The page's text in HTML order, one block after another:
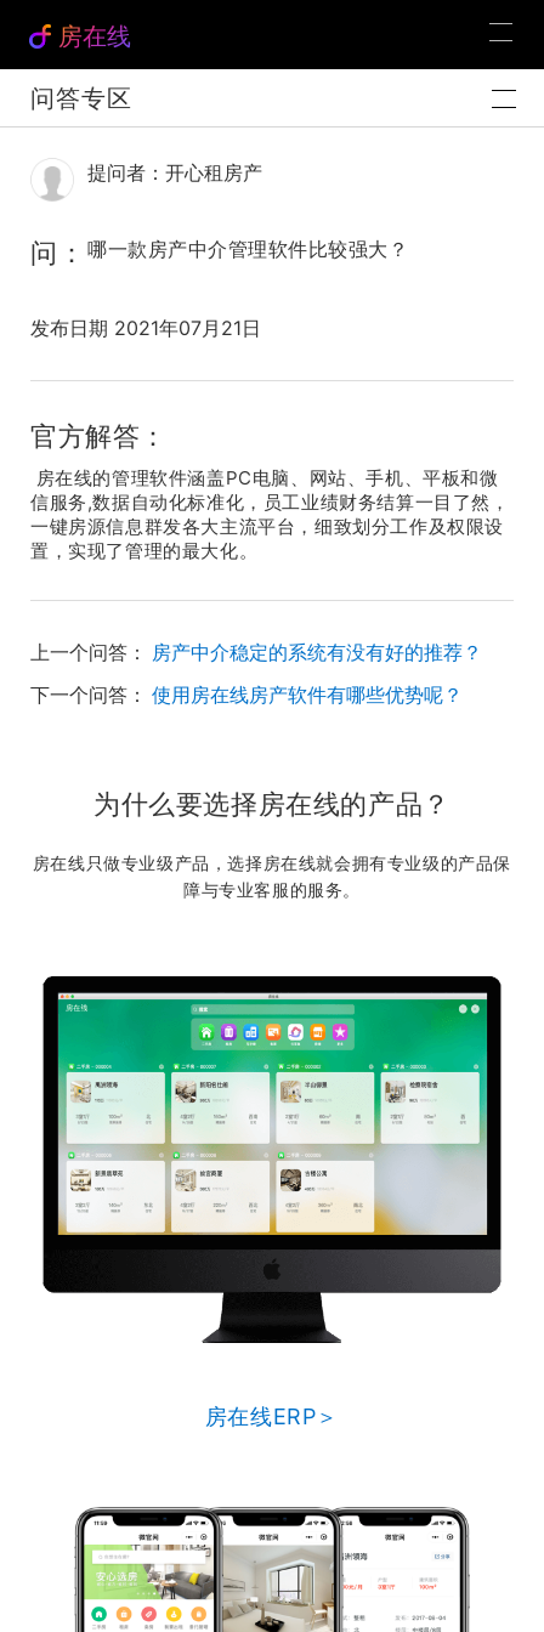
房在线
问答专区
提问者：开心租房产
问： 哪一款房产中介管理软件比较强大？
发布日期 2021年07月21日
官方解答：
房在线的管理软件涵盖PC电脑、网站、手机、平板和微
信服务,数据自动化标准化，员工业绩财务结算一目了然，
一键房源信息群发各大主流平台，细致划分工作及权限设
置，实现了管理的最大化。
上一个问答： 房产中介稳定的系统有没有好的推荐？
下一个问答： 使用房在线房产软件有哪些优势呢？
为什么要选择房在线的产品？
房在线只做专业级产品，选择房在线就会拥有专业级的产品保
障与专业客服的服务。
房在线ERP＞